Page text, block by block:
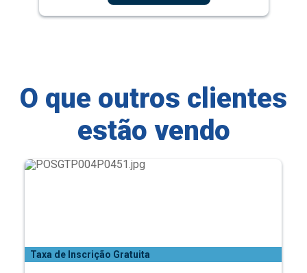
O que outros clientes
estão vendo
Taxa de Inscrição Gratuita